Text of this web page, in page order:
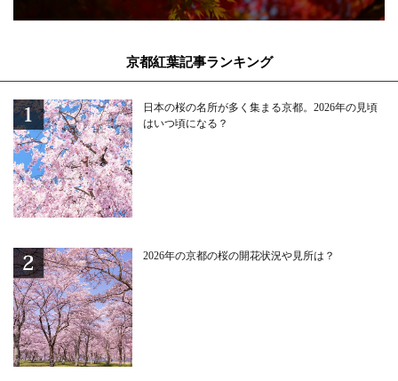
京都紅葉記事ランキング
日本の桜の名所が多く集まる京都。2026年の見頃
はいつ頃になる？
2026年の京都の桜の開花状況や見所は？